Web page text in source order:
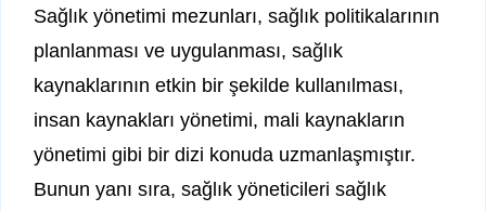
Sağlık yönetimi mezunları, sağlık politikalarının
planlanması ve uygulanması, sağlık
kaynaklarının etkin bir şekilde kullanılması,
insan kaynakları yönetimi, mali kaynakların
yönetimi gibi bir dizi konuda uzmanlaşmıştır.
Bunun yanı sıra, sağlık yöneticileri sağlık